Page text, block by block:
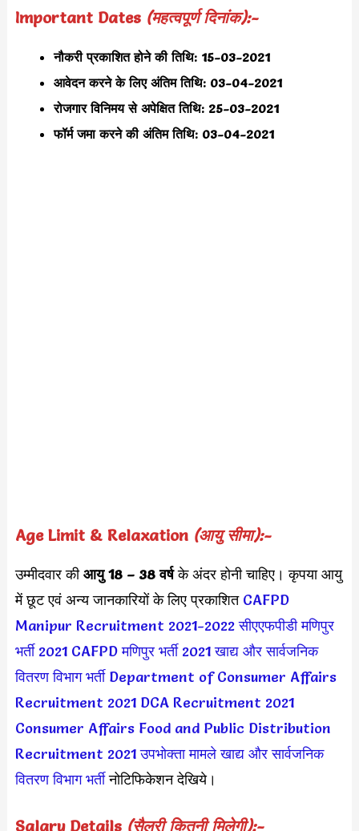
Important Dates (महत्वपूर्ण दिनांक):-
नौकरी प्रकाशित होने की तिथि: 15-03-2021
आवेदन करने के लिए अंतिम तिथि: 03-04-2021
रोजगार विनिमय से अपेक्षित तिथि: 25-03-2021
फॉर्म जमा करने की अंतिम तिथि: 03-04-2021
Age Limit & Relaxation (आयु सीमा):-
उम्मीदवार कीआयु 18 – 38 वर्षके अंदर होनी चाहिए। कृपया आयु
में छूट एवं अन्य जानकारियों के लिए प्रकाशित CAFPD
Manipur Recruitment 2021-2022 सीएएफपीडी मणिपुर
भर्ती 2021 CAFPD मणिपुर भर्ती 2021 खाद्य और सार्वजनिक
वितरण विभाग भर्ती Department of Consumer Affairs
Recruitment 2021 DCA Recruitment 2021
Consumer Affairs Food and Public Distribution
Recruitment 2021 उपभोक्ता मामले खाद्य और सार्वजनिक
वितरण विभाग भर्तीनोटिफिकेशन देखिये।
Salary Details (सैलरी कितनी मिलेगी):-